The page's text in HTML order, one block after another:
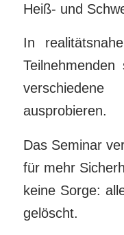
Heiß- und
In
verschiedene
ausprobieren.
Das Seminar
für mehr
keine Sorge:
gelöscht.